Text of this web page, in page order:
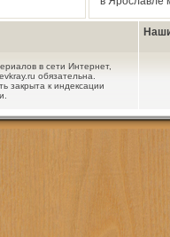
в сети Интернет,
обязательна.
закрыта к индексации